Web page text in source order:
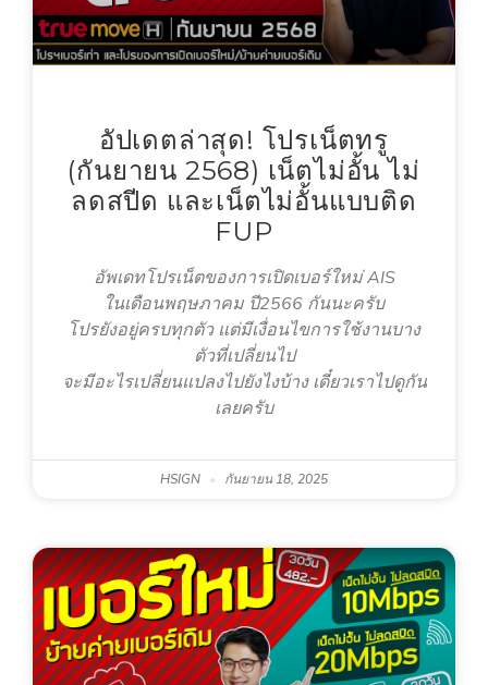
อัปเดตล่าสุด! โปรเน็ตทรู
(กันยายน 2568) เน็ตไม่อั้น ไม่
ลดสปีด และเน็ตไม่อั้นแบบติด
FUP
อัพเดทโปรเน็ตของการเปิดเบอร์ใหม่ AIS
ในเดือนพฤษภาคม ปี2566 กันนะครับ
โปรยังอยู่ครบทุกตัว แต่มีเงื่อนไขการใช้งานบาง
ตัวที่เปลี่ยนไป
จะมีอะไรเปลี่ยนแปลงไปยังไงบ้าง เดี๋ยวเราไปดูกัน
เลยครับ
HSIGN กันยายน 18, 2025